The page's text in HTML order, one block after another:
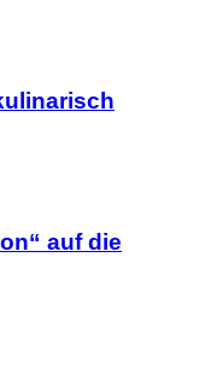
auf die